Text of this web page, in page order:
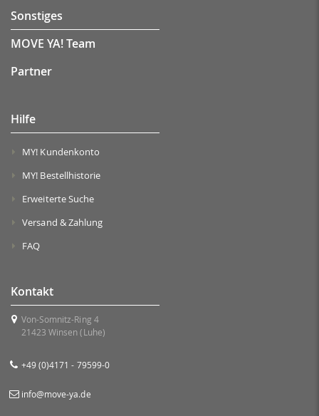
Sonstiges
MOVE YA! Team
Partner
Hilfe
MY! Kundenkonto
MY! Bestellhistorie
Erweiterte Suche
Versand & Zahlung
FAQ
Kontakt
Von-Somnitz-Ring 4
21423 Winsen (Luhe)
+49 (0)4171 - 79599-0
info@move-ya.de